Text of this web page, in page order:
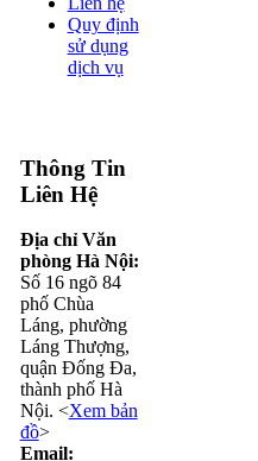
Quy định
sử dụng
dịch vụ
Thông Tin
Liên Hệ
Địa chỉ Văn
phòng Hà Nội:
Số 16 ngõ 84
phố Chùa
Láng, phường
Láng Thượng,
quận Đống Đa,
thành phố Hà
Nội. <Xem bản
đồ>
Email: